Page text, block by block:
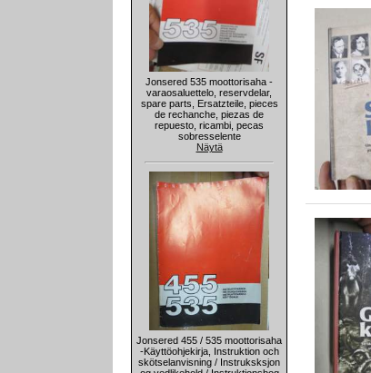
Jonsered 535 moottorisaha -
varaosaluettelo, reservdelar,
spare parts, Ersatzteile, pieces
de rechanche, piezas de
repuesto, ricambi, pecas
sobresselente
Näytä
Jonsered 455 / 535 moottorisaha
-Käyttöohjekirja, Instruktion och
skötselanvisning / Instruksksjon